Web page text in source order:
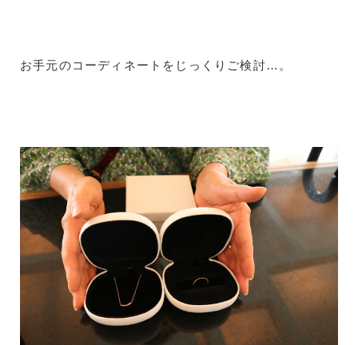
お手元のコーディネートをじっくりご検討…。